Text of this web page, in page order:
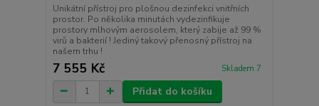
Unikátní přístroj pro plošnou dezinfekci vnitřních
prostor. Po několika minutách vydezinfikuje
prostory mlhovým aerosolem, který zabije až 99 %
virů a bakterií ! Jediný takový přenosný přístroj na
našem trhu !
7 555 Kč Skladem 7
Přidat do košíku